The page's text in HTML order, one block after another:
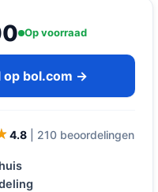
Op voorraad
op bol.com →
4.8 | 210 beoordelingen